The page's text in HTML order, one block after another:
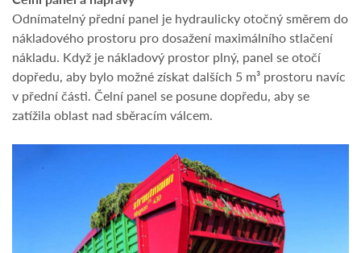
Odnímatelný přední panel je hydraulicky otočný směrem do
nákladového prostoru pro dosažení maximálního stlačení
nákladu. Když je nákladový prostor plný, panel se otočí
dopředu, aby bylo možné získat dalších 5 m³ prostoru navíc
v přední části. Čelní panel se posune dopředu, aby se
zatížila oblast nad sběracím válcem.